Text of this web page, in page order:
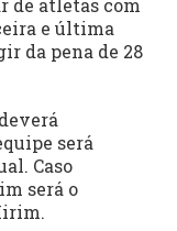
de atletas com
e última
da pena de 28
será
Caso
será o